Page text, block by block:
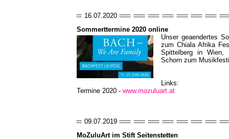
16.07.2020
Sommerttermine 2020 online
Unser geaendertes
zum Chiala Afrika
Spittelberg in Wien,
Schorn zum
Links:
Termine 2020 - www.mozuluart.at
09.07.2019
MoZuluArt im Stift Seitenstetten